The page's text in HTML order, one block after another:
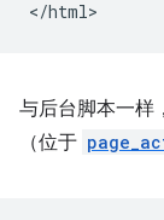
与后台脚本一样
（位于